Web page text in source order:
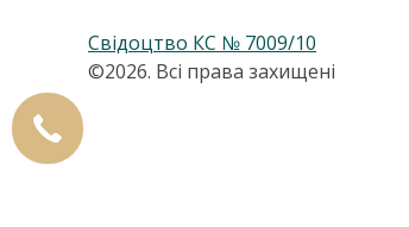
Свідоцтво КС № 7009/10
©2026. Всі права захищені